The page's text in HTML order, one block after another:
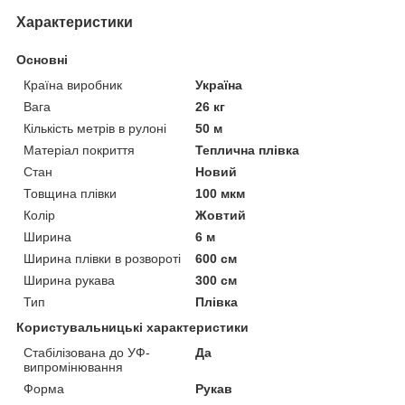
Характеристики
Основні
Країна виробник
Україна
Вага
26 кг
Кількість метрів в рулоні
50 м
Матеріал покриття
Теплична плівка
Стан
Новий
Товщина плівки
100 мкм
Колір
Жовтий
Ширина
6 м
Ширина плівки в розвороті
600 см
Ширина рукава
300 см
Тип
Плівка
Користувальницькі характеристики
Стабілізована до УФ-
випромінювання
Да
Форма Рукав